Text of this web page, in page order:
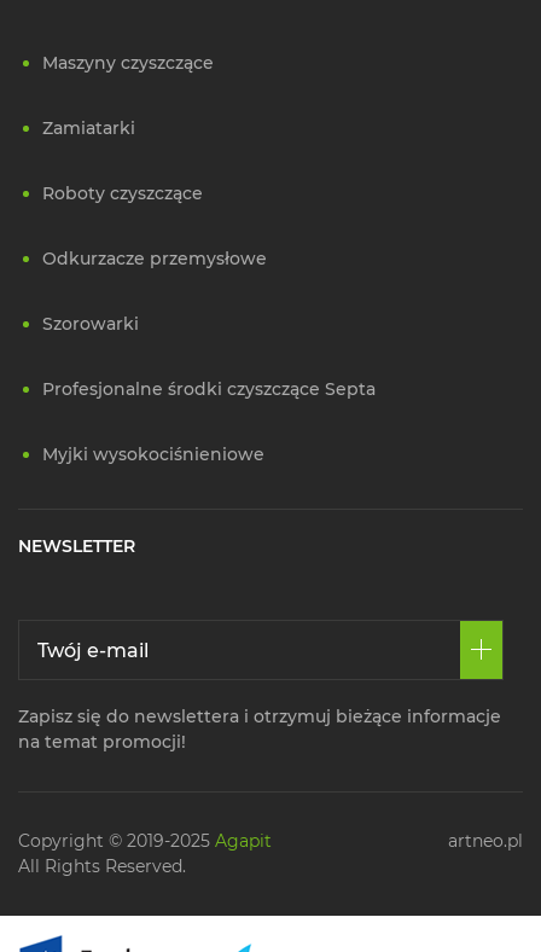
Maszyny czyszczące
Zamiatarki
Roboty czyszczące
Odkurzacze przemysłowe
Szorowarki
Profesjonalne środki czyszczące Septa
Myjki wysokociśnieniowe
NEWSLETTER
Zapisz się do newslettera i otrzymuj bieżące informacje
na temat promocji!
Copyright © 2019-2025 Agapit
All Rights Reserved.
artneo.pl